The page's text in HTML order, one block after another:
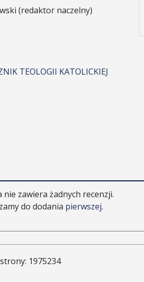
(redaktor naczelny)
TEOLOGII KATOLICKIEJ
nie zawiera żadnych recenzji.
do dodania pierwszej.
1975234